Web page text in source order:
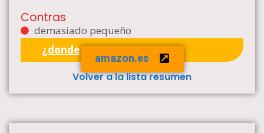
Contras
demasiado pequeño
¿donde comprar?
amazon.es
Volver a la lista resumen